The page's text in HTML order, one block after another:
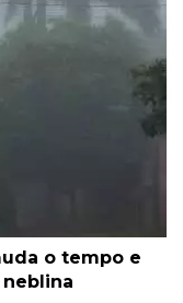
o tempo e